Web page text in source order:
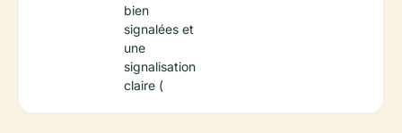
bien
signalées et
une
signalisation
claire (